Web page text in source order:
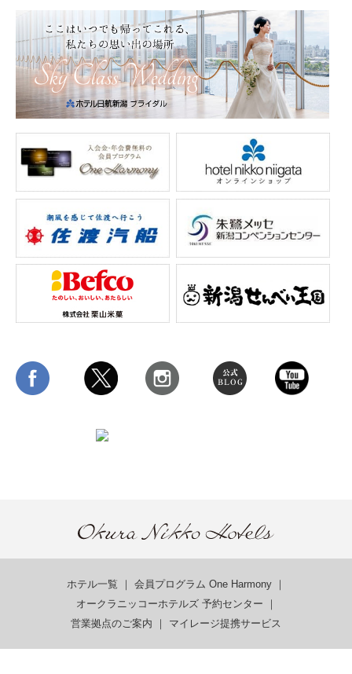
ホテル一覧 ｜ 会員プログラム One Harmony ｜
オークラニッコーホテルズ 予約センター ｜
営業拠点のご案内 ｜ マイレージ提携サービス